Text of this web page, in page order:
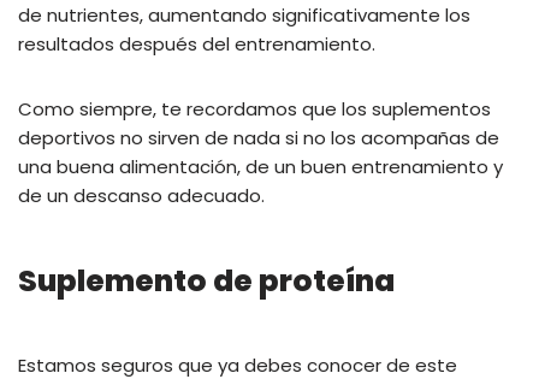
de nutrientes, aumentando significativamente los
resultados después del entrenamiento.
Como siempre, te recordamos que los suplementos
deportivos no sirven de nada si no los acompañas de
una buena alimentación, de un buen entrenamiento y
de un descanso adecuado.
Suplemento de proteína
Estamos seguros que ya debes conocer de este